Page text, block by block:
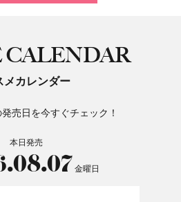
CALENDAR
メカレンダー
売日を今すぐチェック！
本日発売
金曜日